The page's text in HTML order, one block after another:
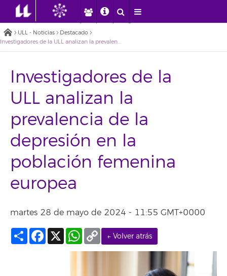
ULL - Noticias
Destacado
Investigadores de la ULL analizan la prevalencia de la depresión en la población femenina europea
Investigadores de la
ULL analizan la
prevalencia de la
depresión en la
población femenina
europea
martes 28 de mayo de 2024 - 11:55 GMT+0000
← Volver atrás
Compartir
Facebook
X WhatsApp
Copy
Link